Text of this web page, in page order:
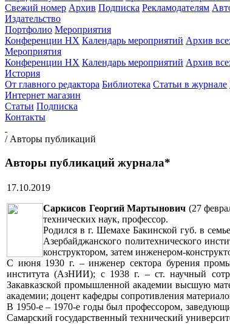
Свежий номер Архив Подписка Рекламодателям
Издательство
Портфолио Мероприятия
Конференции НХ Календарь мероприятий Архив
Мероприятия
Конференции НХ Календарь мероприятий Архив
История
От главного редактора Библиотека Статьи в журнале
Интернет магазин
Статьи Подписка
Контакты
/ Авторы публикаций
Авторы публикаций журнала*
17.10.2019
Саркисов Георгий Мартынович (27
технических наук, профессор.
Родился в г. Шемахе Бакинской губ. в
Азербайджанского политехнического
конструктором, затем инженером-
С июня 1930 г. – инженер сектора бурения
института (АзНИИ); с 1938 г. – ст. научный
Закавказской промышленной академии высшую
академии; доцент кафедры сопротивления
В 1950-е – 1970-е годы был профессором,
Самарский государственный технический